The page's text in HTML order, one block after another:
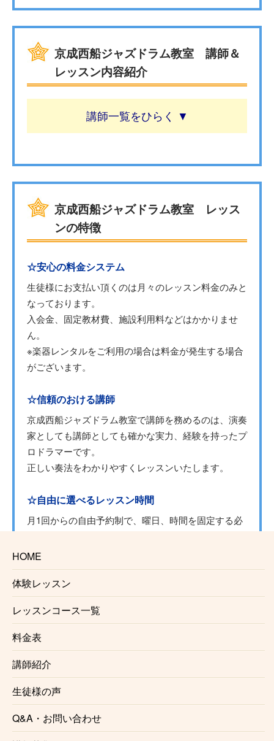
HOME
体験レッスン
レッスンコース一覧
料金表
講師紹介
生徒様の声
Q&A・お問い合わせ
京成西船ジャズドラム教室 講師＆
レッスン内容紹介
講師一覧
京成西船ジャズドラム教室 レッス
ンの特徴
☆安心の料金システム
生徒様にお支払い頂くのは月々のレッスン料金のみと
なっております。
入会金、固定教材費、施設利用料などはかかりませ
ん。
※楽器レンタルをご利用の場合は料金が発生する場合
がございます。
☆信頼のおける講師
京成西船ジャズドラム教室で講師を務めるのは、演奏
家としても講師としても確かな実力、経験を持ったプ
ロドラマーです。
正しい奏法をわかりやすくレッスンいたします。
☆自由に選べるレッスン時間
月1回からの自由予約制で、曜日、時間を固定する必
仕事帰り、学校帰りに通う事も可能です。
☆初心者にも優しいレッスン内容
レッスンは個々のレベル、好みに合わせて行います。
レベルが高くてついていけないという事はございませ
んのでご安心ください。
☆プロを目指す方にもおすすめ
正しい奏法、音作り、レコーディング、心構え、プロ
ドラマーに必要な事はすべて京成西船ジャズドラム教
室で知る事ができます。